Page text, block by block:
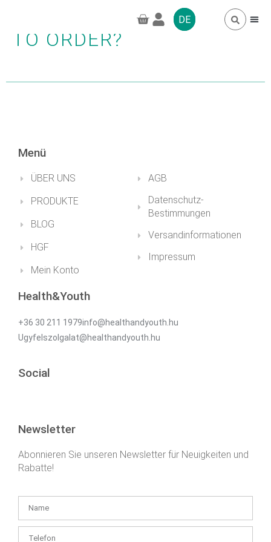
DE
DO I HAVE TO REGISTER
TO ORDER?
Menü
ÜBER UNS
PRODUKTE
BLOG
HGF
Mein Konto
AGB
Datenschutz-
Bestimmungen
Versandinformationen
Impressum
Health&Youth
+36 30 211 1979info@healthandyouth.hu
Ugyfelszolgalat@healthandyouth.hu
Social
Newsletter
Abonnieren Sie unseren Newsletter für Neuigkeiten und
Rabatte!